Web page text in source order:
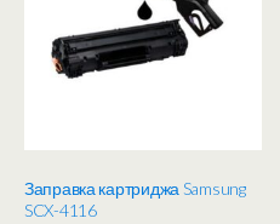
Заправка картриджа Samsung
SCX-4116